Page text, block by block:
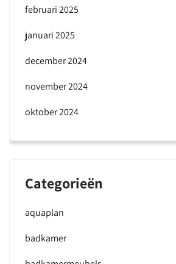
februari 2025
januari 2025
december 2024
november 2024
oktober 2024
Categorieën
aquaplan
badkamer